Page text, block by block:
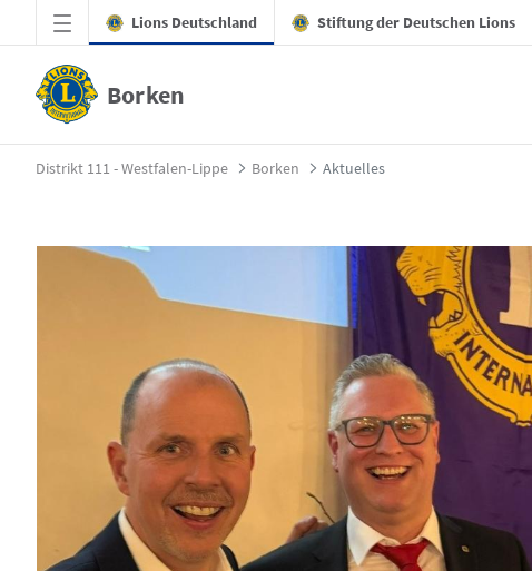
Zum Hauptinhalt springen
Lions Deutschland Stiftung der Deutschen Lions
Borken
Aktuelles - Borken
Distrikt 111 - Westfalen-Lippe Borken Aktuelles